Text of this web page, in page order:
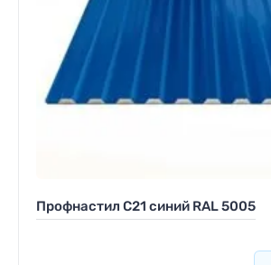
Профнастил С21 синий RAL 5005